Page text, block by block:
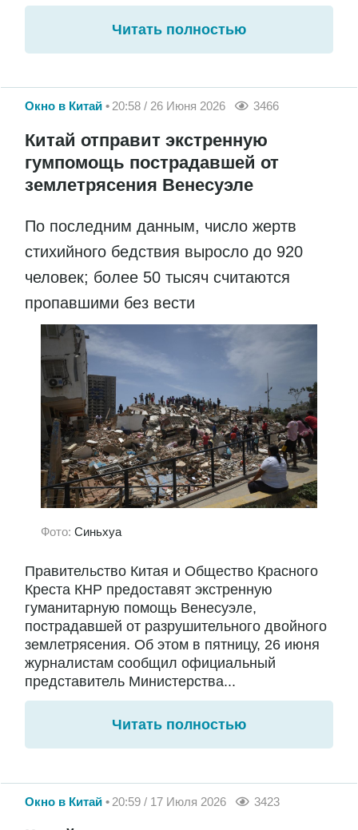
Читать полностью
Окно в Китай 20:58 / 26 Июня 2026 3466
Китай отправит экстренную
гумпомощь пострадавшей от
землетрясения Венесуэле
По последним данным, число жертв
стихийного бедствия выросло до 920
человек; более 50 тысяч считаются
пропавшими без вести
Фото: Синьхуа
Правительство Китая и Общество Красного
Креста КНР предоставят экстренную
гуманитарную помощь Венесуэле,
пострадавшей от разрушительного двойного
землетрясения. Об этом в пятницу, 26 июня
журналистам сообщил официальный
представитель Министерства...
Читать полностью
Окно в Китай 20:59 / 17 Июля 2026 3423